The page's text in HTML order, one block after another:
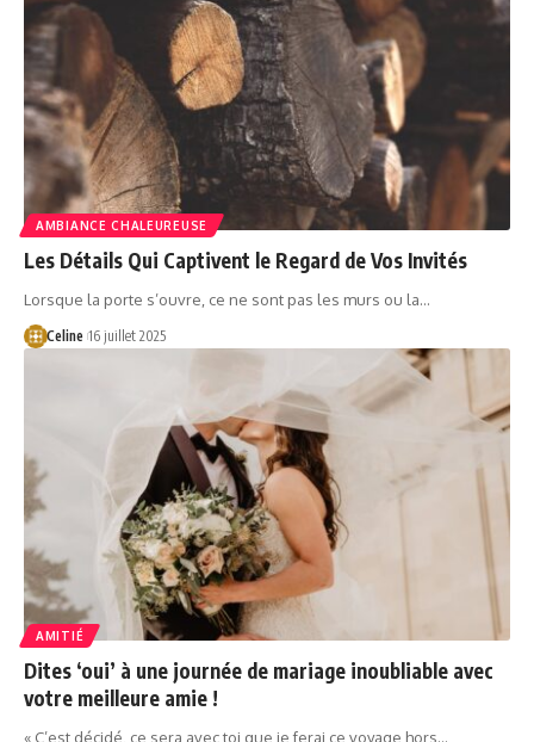
AMBIANCE CHALEUREUSE
Les Détails Qui Captivent le Regard de Vos Invités
Lorsque la porte s’ouvre, ce ne sont pas les murs ou la…
Celine 16 juillet 2025
AMITIÉ
Dites ‘oui’ à une journée de mariage inoubliable avec
votre meilleure amie !
« C’est décidé, ce sera avec toi que je ferai ce voyage hors…